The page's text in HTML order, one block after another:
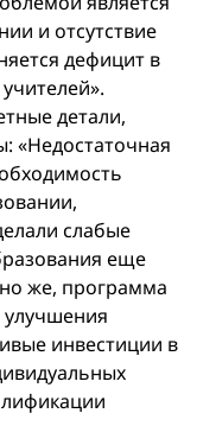
и отсутствие
дефицит в
детали,
«Недостаточная
слабые
еще
же, программа
улучшения
инвестиции в